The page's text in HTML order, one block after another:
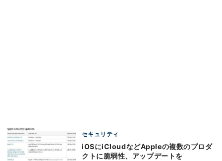
セキュリティ
iOSにiCloudなどAppleの複数のプロダ
クトに脆弱性、アップデートを